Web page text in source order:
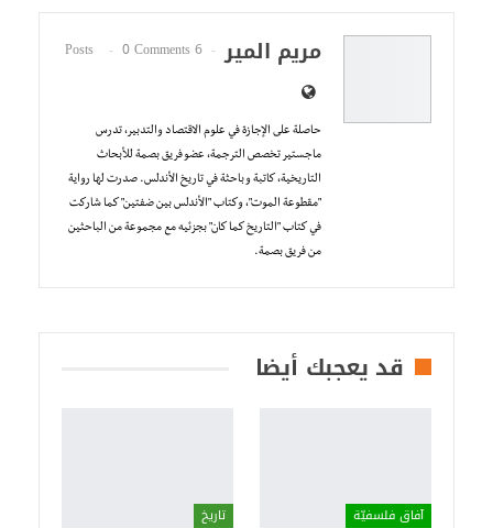
مريم المير 6 Posts
0 Comments
حاصلة على الإجازة في علوم الاقتصاد والتدبير، تدرس
ماجستير تخصص الترجمة، عضو فريق بصمة للأبحاث
التاريخية، كاتبة و باحثة في تاريخ الأندلس. صدرت لها رواية
"مقطوعة الموت"، وكتاب "الأندلس بين ضفتين" كما شاركت
في كتاب "التاريخ كما كان" بجزئيه مع مجموعة من الباحثين
من فريق بصمة.
قد يعجبك أيضا
آفاق فلسفيّة‎ تاريخ